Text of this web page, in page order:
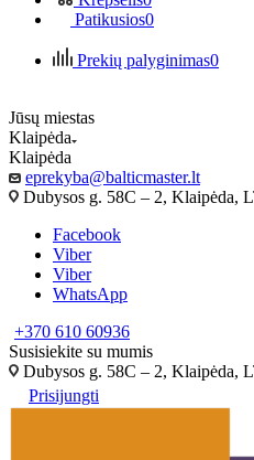
Patikusios0
Prekių palyginimas0
Jūsų miestas
Klaipėda
Klaipėda
eprekyba@balticmaster.lt
Dubysos g. 58C – 2, Klaipėda,
Facebook
Viber
Viber
WhatsApp
+370 610 60936
Susisiekite su mumis
Dubysos g. 58C – 2, Klaipėda,
Prisijungti